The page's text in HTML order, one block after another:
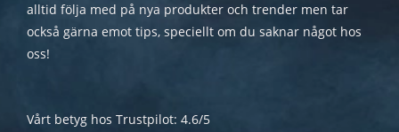
alltid följa med på nya produkter och trender men tar
också gärna emot tips, speciellt om du saknar något hos
oss!
Vårt betyg hos Trustpilot: 4.6/5